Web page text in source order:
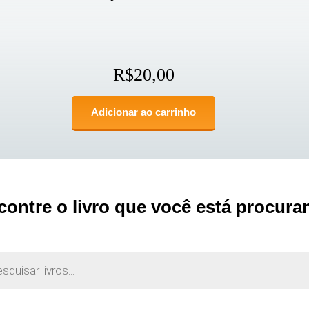
R$20,00
Adicionar ao carrinho
o livro que você está